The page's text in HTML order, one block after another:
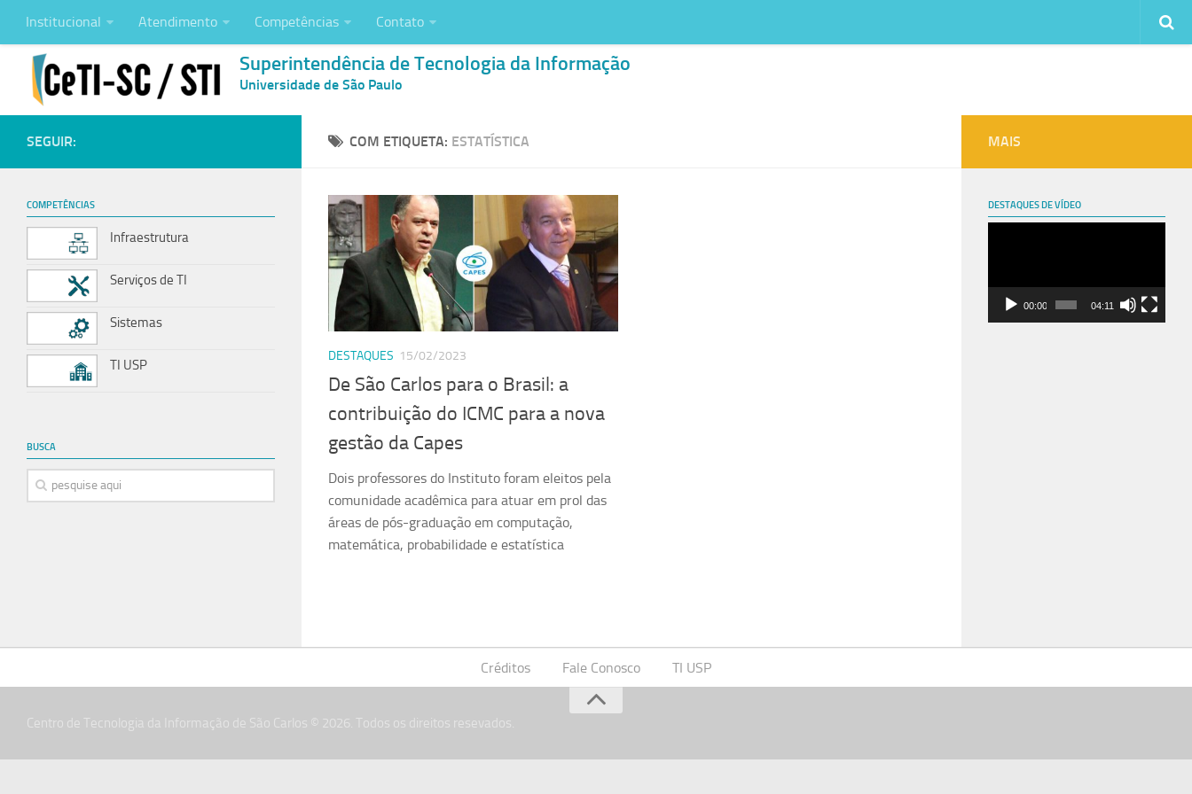
Institucional Atendimento Competências Contato
Superintendência de Tecnologia da Informação
Universidade de São Paulo
COM ETIQUETA: ESTATÍSTICA
DESTAQUES 15/02/2023
De São Carlos para o Brasil: a
contribuição do ICMC para a nova
gestão da Capes
Dois professores do Instituto foram eleitos pela
comunidade acadêmica para atuar em prol das
áreas de pós-graduação em computação,
matemática, probabilidade e estatística
SEGUIR:
COMPETÊNCIAS
Infraestrutura
Serviços de TI
Sistemas
TI USP
BUSCA
MAIS
DESTAQUES DE VÍDEO
00:00 04:11
Créditos Fale Conosco TI USP
Centro de Tecnologia da Informação de São Carlos © 2026. Todos os direitos resevados.